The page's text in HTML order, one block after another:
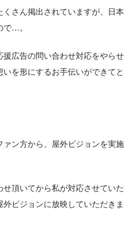
さん掲出されていますが、日本
…。
広告の問い合わせ対応をやらせ
を形にするお手伝いができてと
ァン方から、屋外ビジョンを実施
せ頂いてから私が対応させていた
ビジョンに放映していただきま